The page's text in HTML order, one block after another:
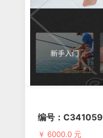
编号：C341059
￥ 6000.0 元